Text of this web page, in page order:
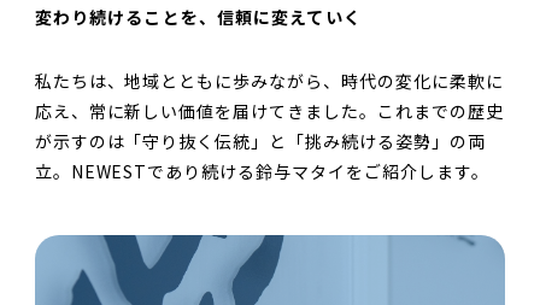
変わり続けることを、信頼に変えていく
私たちは、地域とともに歩みながら、時代の変化に柔軟に
応え、常に新しい価値を届けてきました。これまでの歴史
が示すのは「守り抜く伝統」と「挑み続ける姿勢」の両
立。NEWESTであり続ける鈴与マタイをご紹介します。